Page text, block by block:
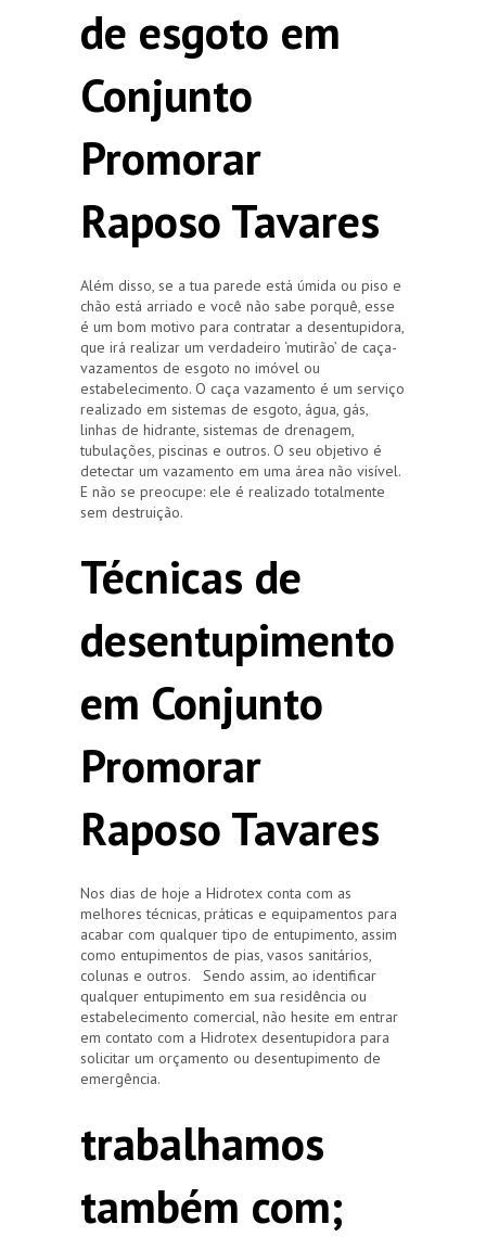
de esgoto em
Conjunto
Promorar
Raposo Tavares
Além disso, se a tua parede está úmida ou piso e
chão está arriado e você não sabe porquê, esse
é um bom motivo para contratar a desentupidora,
que irá realizar um verdadeiro ‘mutirão’ de caça-
vazamentos de esgoto no imóvel ou
estabelecimento. O caça vazamento é um serviço
realizado em sistemas de esgoto, água, gás,
linhas de hidrante, sistemas de drenagem,
tubulações, piscinas e outros. O seu objetivo é
detectar um vazamento em uma área não visível.
E não se preocupe: ele é realizado totalmente
sem destruição.
Técnicas de
desentupimento
em Conjunto
Promorar
Raposo Tavares
Nos dias de hoje a Hidrotex conta com as
melhores técnicas, práticas e equipamentos para
acabar com qualquer tipo de entupimento, assim
como entupimentos de pias, vasos sanitários,
colunas e outros. Sendo assim, ao identificar
qualquer entupimento em sua residência ou
estabelecimento comercial, não hesite em entrar
em contato com a Hidrotex desentupidora para
solicitar um orçamento ou desentupimento de
emergência.
trabalhamos
também com;